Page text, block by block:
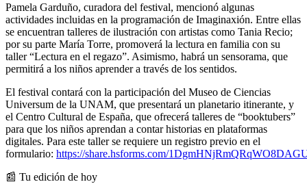
Pamela Garduño, curadora del festival, mencionó algunas
actividades incluidas en la programación de Imaginaxión. Entre ellas
se encuentran talleres de ilustración con artistas como Tania Recio;
por su parte María Torre, promoverá la lectura en familia con su
taller “Lectura en el regazo”. Asimismo, habrá un sensorama, que
permitirá a los niños aprender a través de los sentidos.
El festival contará con la participación del Museo de Ciencias
Universum de la UNAM, que presentará un planetario itinerante, y
el Centro Cultural de España, que ofrecerá talleres de “booktubers”
para que los niños aprendan a contar historias en plataformas
digitales. Para este taller se requiere un registro previo en el
formulario: https://share.hsforms.com/
📰 Tu edición de hoy